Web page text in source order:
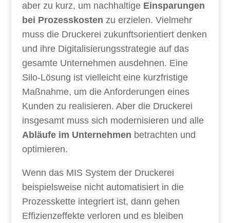
aber zu kurz, um nachhaltigeEinsparungen
bei Prozesskosten zu erzielen. Vielmehr
muss die Druckerei zukunftsorientiert denken
und ihre Digitalisierungsstrategie auf das
gesamte Unternehmen ausdehnen. Eine
Silo-Lösung ist vielleicht eine kurzfristige
Maßnahme, um die Anforderungen eines
Kunden zu realisieren. Aber die Druckerei
insgesamt muss sich modernisieren und alle
Abläufe im Unternehmen betrachten und
optimieren.
Wenn das MIS System der Druckerei
beispielsweise nicht automatisiert in die
Prozesskette integriert ist, dann gehen
Effizienzeffekte verloren und es bleiben